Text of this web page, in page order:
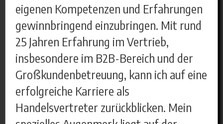
eigenen Kompetenzen und Erfahrungen
gewinnbringend einzubringen. Mit rund
25 Jahren Erfahrung im Vertrieb,
insbesondere im B2B-Bereich und der
Großkundenbetreuung, kann ich auf eine
erfolgreiche Karriere als
Handelsvertreter zurückblicken. Mein